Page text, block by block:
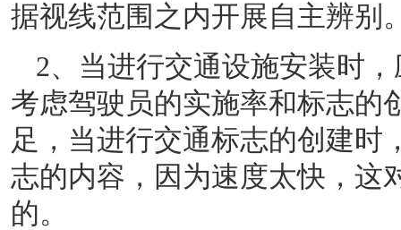
据视线范围之内开展自主辨别
2、当进行交通设施安装时
考虑驾驶员的实施率和标志的
足，当进行交通标志的创建时
志的内容，因为速度太快，这
的。